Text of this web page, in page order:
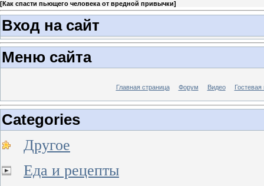
[Как спасти пьющего человека от вредной привычки]
Вход на сайт
Меню сайта
Главная страница Форум Видео Гостевая
Categories
Другое
Еда и рецепты